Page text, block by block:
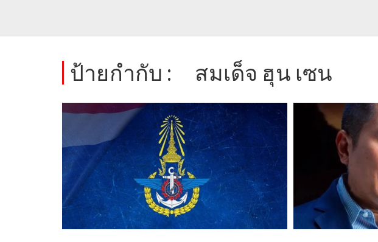
ป้ายกำกับ : สมเด็จ ฮุน เซน